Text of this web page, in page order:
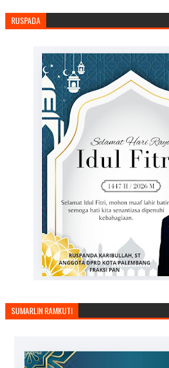
RUSPADA
SUMARLIN RAMKUTI